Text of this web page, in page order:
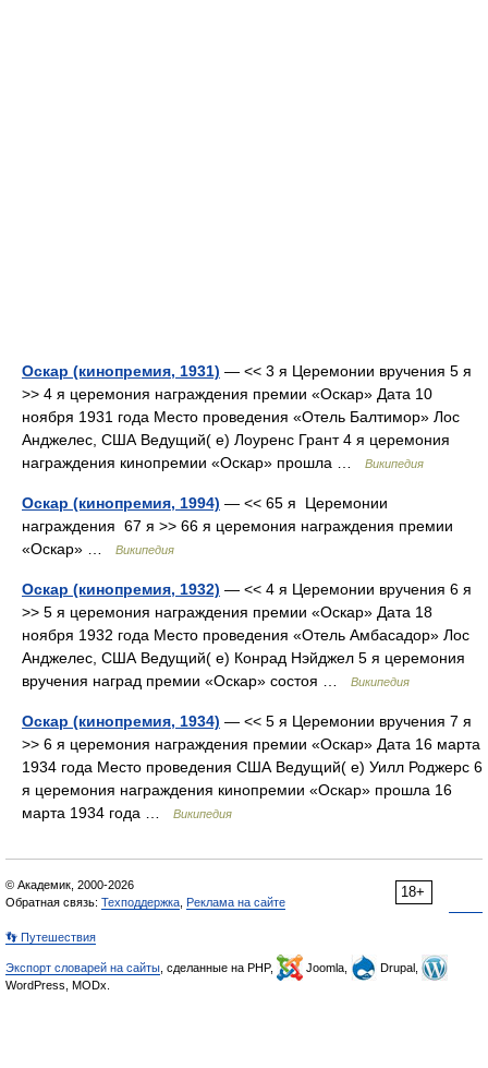
Оскар (кинопремия, 1931) — << 3 я Церемонии вручения 5 я
>> 4 я церемония награждения премии «Оскар» Дата 10
ноября 1931 года Место проведения «Отель Балтимор» Лос
Анджелес, США Ведущий( е) Лоуренс Грант 4 я церемония
награждения кинопремии «Оскар» прошла …
Википедия
Оскар (кинопремия, 1994) — << 65 я Церемонии
награждения 67 я >> 66 я церемония награждения премии
«Оскар» …
Википедия
Оскар (кинопремия, 1932) — << 4 я Церемонии вручения 6 я
>> 5 я церемония награждения премии «Оскар» Дата 18
ноября 1932 года Место проведения «Отель Амбасадор» Лос
Анджелес, США Ведущий( е) Конрад Нэйджел 5 я церемония
вручения наград премии «Оскар» состоя …
Википедия
Оскар (кинопремия, 1934) — << 5 я Церемонии вручения 7 я
>> 6 я церемония награждения премии «Оскар» Дата 16 марта
1934 года Место проведения США Ведущий( е) Уилл Роджерс 6
я церемония награждения кинопремии «Оскар» прошла 16
марта 1934 года …
Википедия
18+
© Академик, 2000-2026
Обратная связь: Техподдержка Реклама на сайте
👣 Путешествия
Экспорт словарей на сайты , сделанные на PHP, Joomla,
Drupal,
WordPress, MODx.